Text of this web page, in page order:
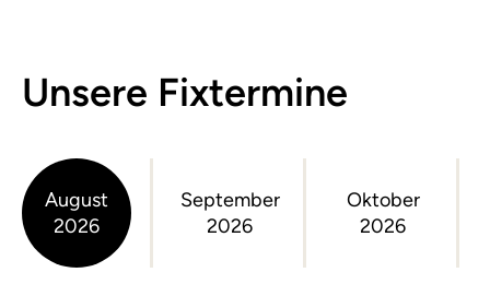
Unsere Fixtermine
August
2026
September
2026
Oktober
2026